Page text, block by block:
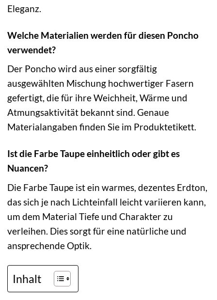
Eleganz.
Welche Materialien werden für diesen Poncho
verwendet?
Der Poncho wird aus einer sorgfältig
ausgewählten Mischung hochwertiger Fasern
gefertigt, die für ihre Weichheit, Wärme und
Atmungsaktivität bekannt sind. Genaue
Materialangaben finden Sie im Produktetikett.
Ist die Farbe Taupe einheitlich oder gibt es
Nuancen?
Die Farbe Taupe ist ein warmes, dezentes Erdton,
das sich je nach Lichteinfall leicht variieren kann,
um dem Material Tiefe und Charakter zu
verleihen. Dies sorgt für eine natürliche und
ansprechende Optik.
Inhalt